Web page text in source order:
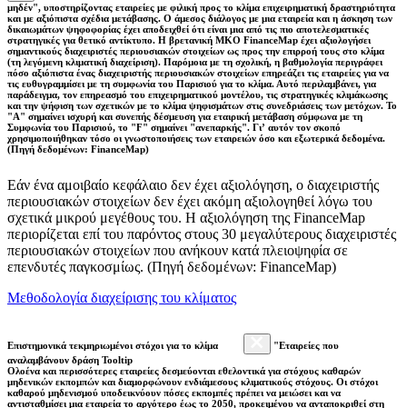
μηδέν", υποστηρίζοντας εταιρείες με φιλική προς το κλίμα επιχειρηματική δραστηριότητα
και με αξιόπιστα σχέδια μετάβασης. Ο άμεσος διάλογος με μια εταιρεία και η άσκηση των
δικαιωμάτων ψηφοφορίας έχει αποδειχθεί ότι είναι μια από τις πιο αποτελεσματικές
στρατηγικές για θετικό αντίκτυπο. Η βρετανική ΜΚΟ FinanceMap έχει αξιολογήσει
σημαντικούς διαχειριστές περιουσιακών στοιχείων ως προς την επιρροή τους στο κλίμα
(τη λεγόμενη κλιματική διαχείριση). Παρόμοια με τη σχολική, η βαθμολογία περιγράφει
πόσο αξιόπιστα ένας διαχειριστής περιουσιακών στοιχείων επηρεάζει τις εταιρείες για να
τις ευθυγραμμίσει με τη συμφωνία του Παρισιού για το κλίμα. Αυτό περιλαμβάνει, για
παράδειγμα, τον επηρεασμό του επιχειρηματικού μοντέλου, τις στρατηγικές κλιμάκωσης
και την ψήφιση των σχετικών με το κλίμα ψηφισμάτων στις συνεδριάσεις των μετόχων. Το
"Α" σημαίνει ισχυρή και συνεπής δέσμευση για εταιρική μετάβαση σύμφωνα με τη
Συμφωνία του Παρισιού, το "F" σημαίνει "ανεπαρκής". Γι’ αυτόν τον σκοπό
χρησιμοποιήθηκαν τόσο οι γνωστοποιήσεις των εταιρειών όσο και εξωτερικά δεδομένα.
(Πηγή δεδομένων: FinanceMap)
Εάν ένα αμοιβαίο κεφάλαιο δεν έχει αξιολόγηση, ο διαχειριστής
περιουσιακών στοιχείων δεν έχει ακόμη αξιολογηθεί λόγω του
σχετικά μικρού μεγέθους του. Η αξιολόγηση της FinanceMap
περιορίζεται επί του παρόντος στους 30 μεγαλύτερους διαχειριστές
περιουσιακών στοιχείων που ανήκουν κατά πλειοψηφία σε
επενδυτές παγκοσμίως. (Πηγή δεδομένων: FinanceMap)
Μεθοδολογία διαχείρισης του κλίματος
Επιστημονικά τεκμηριωμένοι στόχοι για το κλίμα
"Εταιρείες που
αναλαμβάνουν δράση Tooltip
Ολοένα και περισσότερες εταιρείες δεσμεύονται εθελοντικά για στόχους καθαρών
μηδενικών εκπομπών και διαμορφώνουν ενδιάμεσους κλιματικούς στόχους. Οι στόχοι
καθαρού μηδενισμού υποδεικνύουν πόσες εκπομπές πρέπει να μειώσει και να
αντισταθμίσει μια εταιρεία το αργότερο έως το 2050, προκειμένου να ανταποκριθεί στη